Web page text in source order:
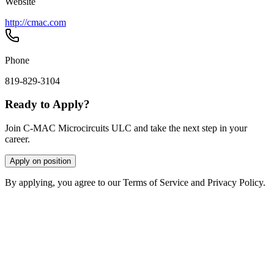
http://cmac.com
Phone
819-829-3104
Ready to Apply?
Join C-MAC Microcircuits ULC and take the next step in your
career.
Apply on position
By applying, you agree to our Terms of Service and Privacy Policy.